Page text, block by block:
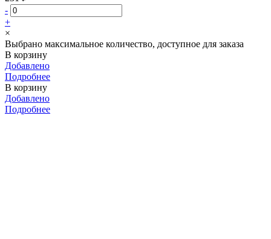
-
+
×
Выбрано максимальное количество, доступное для заказа
В корзину
Добавлено
Подробнее
В корзину
Добавлено
Подробнее